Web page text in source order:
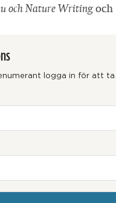
och Nature Writing och
logga in för att